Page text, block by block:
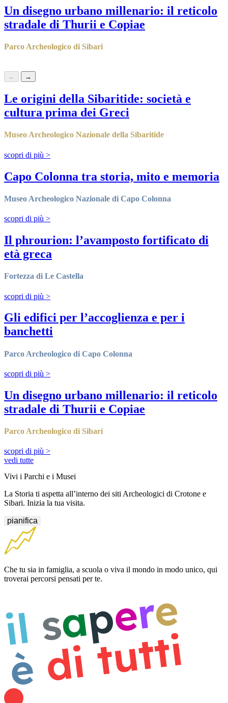
Un disegno urbano millenario: il reticolo
stradale di Thurii e Copiae
Parco Archeologico di Sibari
← →
Le origini della Sibaritide: società e
cultura prima dei Greci
Museo Archeologico Nazionale della Sibaritide
scopri di più >
Capo Colonna tra storia, mito e memoria
Museo Archeologico Nazionale di Capo Colonna
scopri di più >
Il phrourion: l’avamposto fortificato di
età greca
Fortezza di Le Castella
scopri di più >
Gli edifici per l’accoglienza e per i
banchetti
Parco Archeologico di Capo Colonna
scopri di più >
Un disegno urbano millenario: il reticolo
stradale di Thurii e Copiae
Parco Archeologico di Sibari
scopri di più >
vedi tutte
Vivi i Parchi e i Musei
La Storia ti aspetta all’interno dei siti Archeologici di Crotone e
Sibari. Inizia la tua visita.
pianifica
Che tu sia in famiglia, a scuola o viva il mondo in modo unico, qui
troverai percorsi pensati per te.